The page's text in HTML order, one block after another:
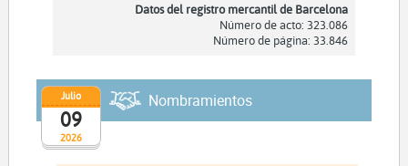
Datos del registro mercantil de Barcelona
Número de acto: 323.086
Número de página: 33.846
2026
Julio
09
Nombramientos